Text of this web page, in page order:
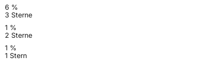
6 %
3 Sterne
1 %
2 Sterne
1 %
1 Stern